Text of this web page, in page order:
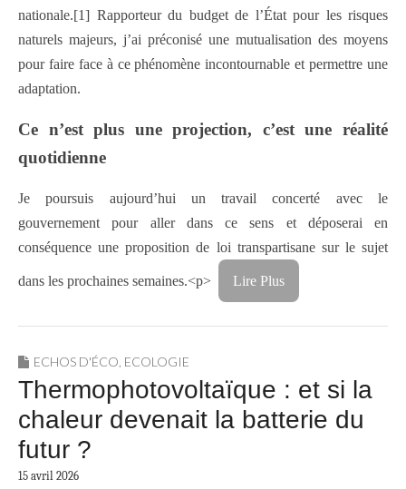
nationale.[1] Rapporteur du budget de l’État pour les risques
naturels majeurs, j’ai préconisé une mutualisation des moyens
pour faire face à ce phénomène incontournable et permettre une
adaptation.
Ce n’est plus une projection, c’est une réalité
quotidienne
Je poursuis aujourd’hui un travail concerté avec le
gouvernement pour aller dans ce sens et déposerai en
conséquence une proposition de loi transpartisane sur le sujet
dans les prochaines semaines.<p> Lire Plus
ECHOS D'ÉCO ECOLOGIE
Thermophotovoltaïque : et si la
chaleur devenait la batterie du
futur ?
15 avril 2026